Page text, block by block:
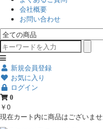
会社概要
お問い合わせ
新規会員登録
お気に入り
ログイン
0
￥0
現在カート内に商品はございませ